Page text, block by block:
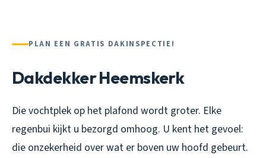
PLAN EEN GRATIS DAKINSPECTIE!
Dakdekker Heemskerk
Die vochtplek op het plafond wordt groter. Elke
regenbui kijkt u bezorgd omhoog. U kent het gevoel:
die onzekerheid over wat er boven uw hoofd gebeurt.